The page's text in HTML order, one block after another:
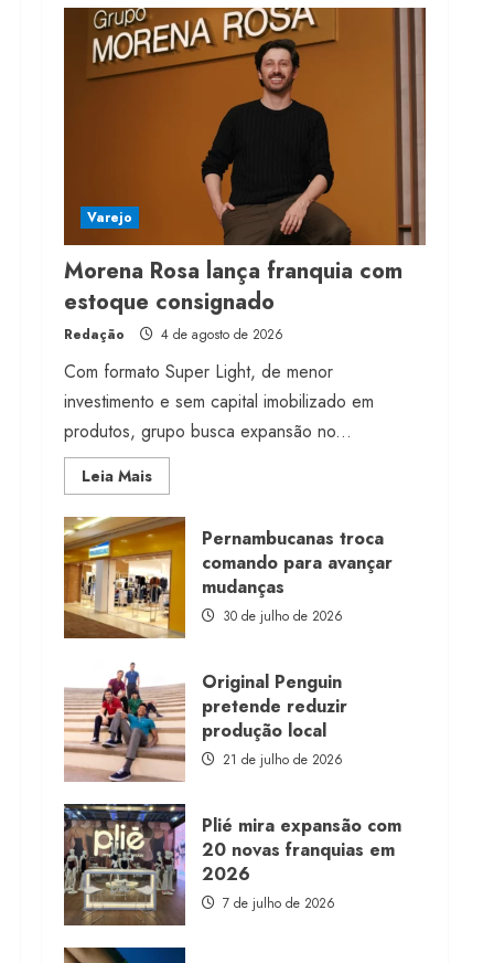
franquia com estoque
consignado
4 de agosto de 2026
Varejo
Morena Rosa lança franquia com
estoque consignado
Redação 4 de agosto de 2026
Com formato Super Light, de menor
investimento e sem capital imobilizado em
produtos, grupo busca expansão no...
Leia MaisRead
more
Morena
Rosa
lança
franquia
com
estoque
consignado
Pernambucanas troca
comando para avançar
mudanças
30 de julho de 2026
Original Penguin
pretende reduzir
produção local
21 de julho de 2026
Plié mira expansão com
20 novas franquias em
2026
7 de julho de 2026